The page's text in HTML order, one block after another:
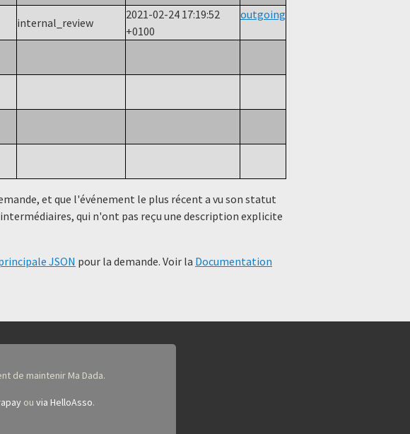
internal_review
2021-02-24 17:19:52
+0100
outgoing
et que l'événement le plus récent a vu son statut
qui n'ont pas reçu une description explicite
JSON pour la demande. Voir la Documentation
de maintenir Ma Dada.
ou via HelloAsso.